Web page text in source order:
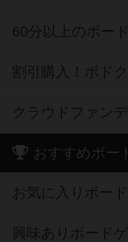
60分以上のボー
割引購入！ボド
クラウドファン
おすすめボー
お気に入りボー
興味ありボード